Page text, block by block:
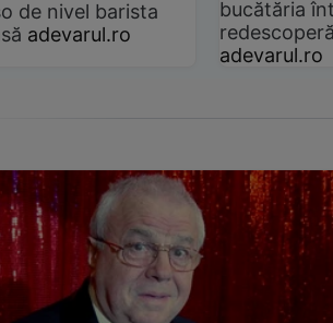
de nivel barista
adevarul.ro
bucătăria
adevarul.ro